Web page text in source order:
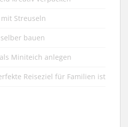
Streuseln
bauen
Miniteich anlegen
Reiseziel für Familien ist